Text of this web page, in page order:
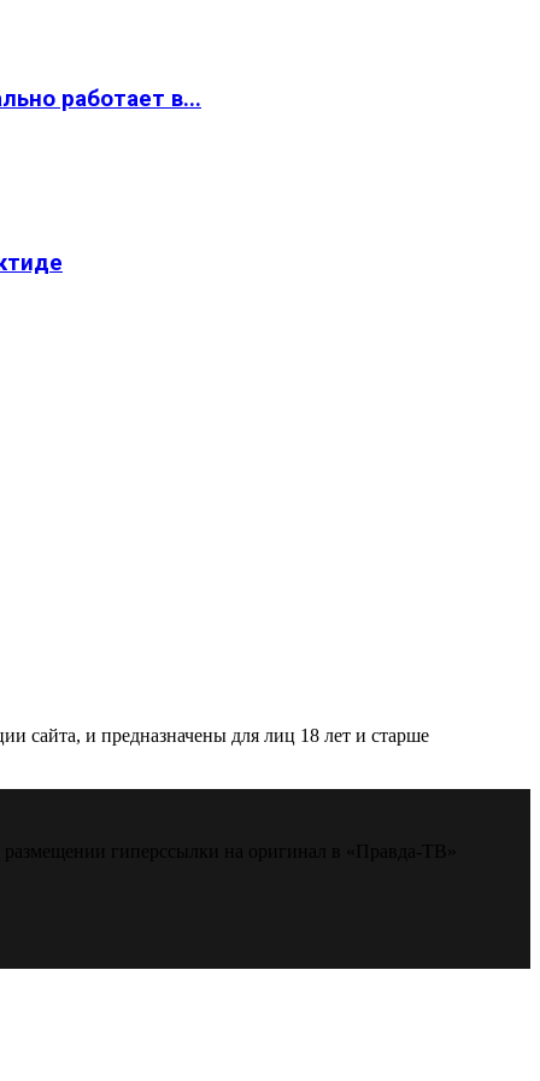
работает в...
сайта, и предназначены для лиц 18 лет и старше
гиперссылки на оригинал в «Правда-ТВ»